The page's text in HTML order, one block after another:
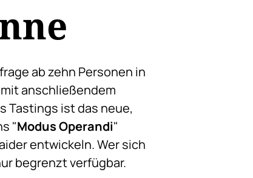
ab zehn Personen in
anschließendem
Tastings ist das neue,
"Modus Operandi"
entwickeln. Wer sich
begrenzt verfügbar.